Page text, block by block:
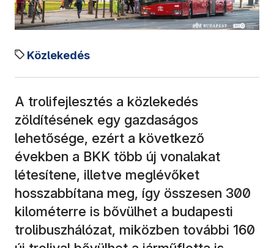
Közlekedés
A trolifejlesztés a közlekedés
zöldítésének egy gazdaságos
lehetősége, ezért a következő
években a BKK több új vonalakat
létesítene, illetve meglévőket
hosszabbítana meg, így összesen 300
kilométerre is bővülhet a budapesti
trolibuszhálózat, miközben további 160